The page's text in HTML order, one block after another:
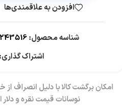
افزودن به علاقمندی‌ها
شناسه محصول: 243516
اشتراک گذاری: